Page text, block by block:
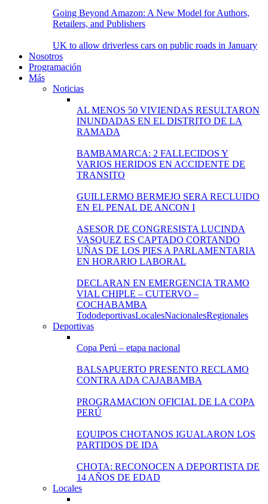
Going Beyond Amazon: A New Model for Authors,
Retailers, and Publishers
UK to allow driverless cars on public roads in January
Nosotros
Programación
Más
Noticias
AL MENOS 50 VIVIENDAS RESULTARON
INUNDADAS EN EL DISTRITO DE LA
RAMADA
BAMBAMARCA: 2 FALLECIDOS Y
VARIOS HERIDOS EN ACCIDENTE DE
TRANSITO
GUILLERMO BERMEJO SERA RECLUIDO
EN EL PENAL DE ANCON I
ASESOR DE CONGRESISTA LUCINDA
VASQUEZ ES CAPTADO CORTANDO
UÑAS DE LOS PIES A PARLAMENTARIA
EN HORARIO LABORAL
DECLARAN EN EMERGENCIA TRAMO
VIAL CHIPLE – CUTERVO –
COCHABAMBA
TododeportivasLocalesNacionalesRegionales
Deportivas
Copa Perú – etapa nacional
BALSAPUERTO PRESENTO RECLAMO
CONTRA ADA CAJABAMBA
PROGRAMACION OFICIAL DE LA COPA
PERÚ
EQUIPOS CHOTANOS IGUALARON LOS
PARTIDOS DE IDA
CHOTA: RECONOCEN A DEPORTISTA DE
14 AÑOS DE EDAD
Locales